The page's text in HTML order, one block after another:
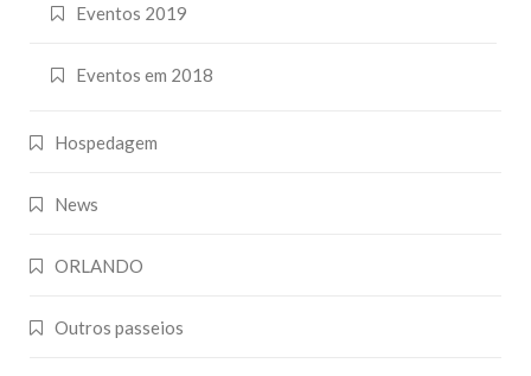
Eventos 2019
Eventos em 2018
Hospedagem
News
ORLANDO
Outros passeios